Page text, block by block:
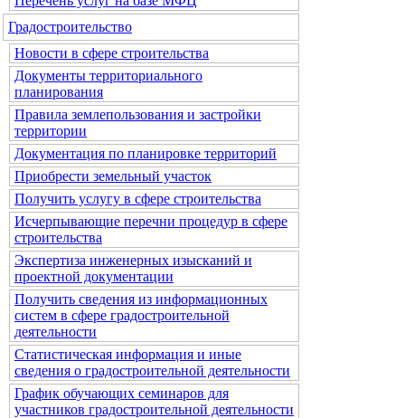
Градостроительство
Новости в сфере строительства
Документы территориального
планирования
Правила землепользования и застройки
территории
Документация по планировке территорий
Приобрести земельный участок
Получить услугу в сфере строительства
Исчерпывающие перечни процедур в сфере
строительства
Экспертиза инженерных изысканий и
проектной документации
Получить сведения из информационных
систем в сфере градостроительной
деятельности
Статистическая информация и иные
сведения о градостроительной деятельности
График обучающих семинаров для
участников градостроительной деятельности